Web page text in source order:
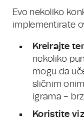
Evo nekoliko
implementirate
Kreirajte
nekoliko
mogu da
sličnim
igrama –
Koristite